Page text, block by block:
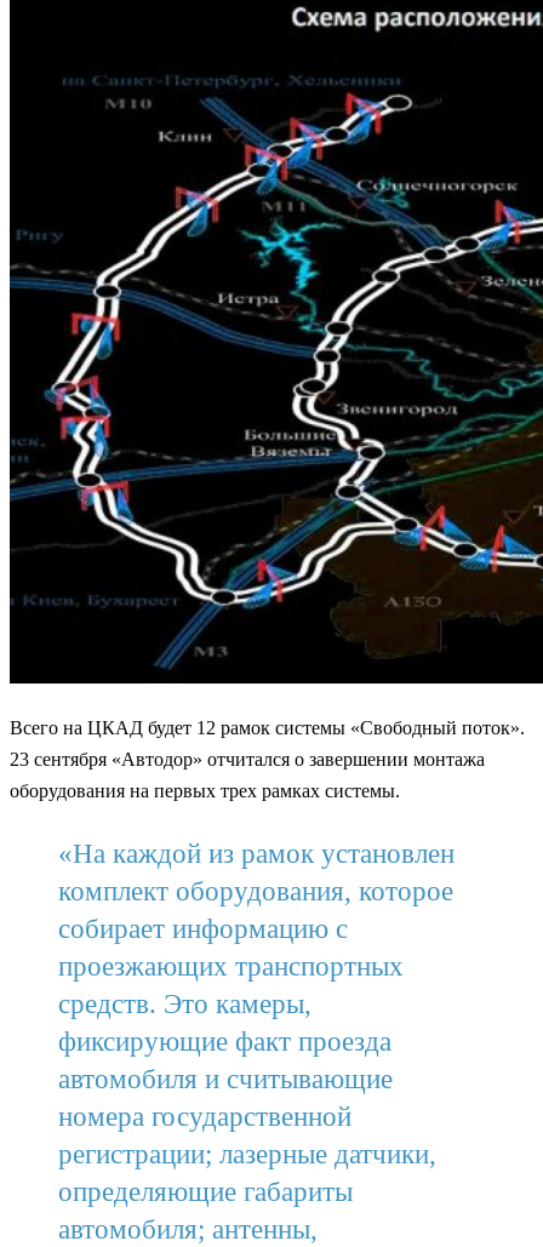
Всего на ЦКАД будет 12 рамок системы «Свободный поток».
23 сентября «Автодор» отчитался о завершении монтажа
оборудования на первых трех рамках системы.
«На каждой из рамок установлен
комплект оборудования, которое
собирает информацию с
проезжающих транспортных
средств. Это камеры,
фиксирующие факт проезда
автомобиля и считывающие
номера государственной
регистрации; лазерные датчики,
определяющие габариты
автомобиля; антенны,